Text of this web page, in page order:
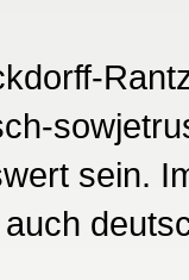
sein.